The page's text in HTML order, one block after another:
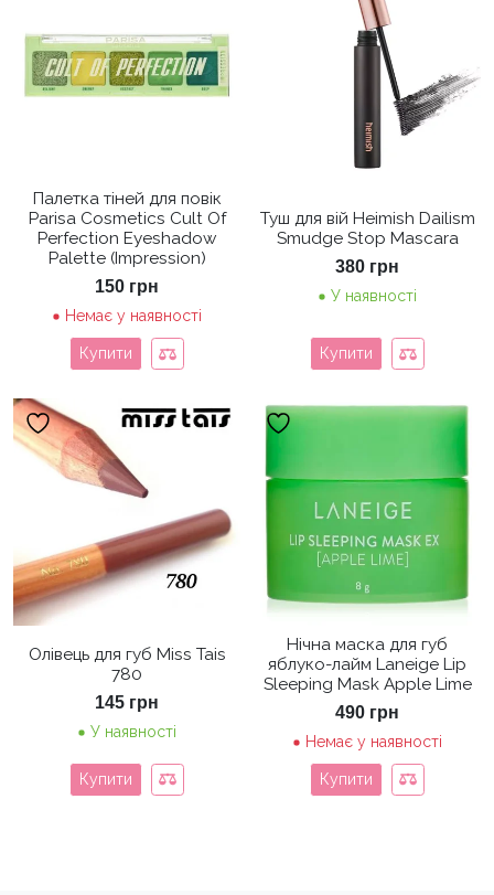
Палетка тіней для повік
Parisa Cosmetics Cult Of
Perfection Eyeshadow
Palette (Impression)
150 грн
Немає у наявності
Купити
Туш для вій Heimish Dailism
Smudge Stop Mascara
380 грн
У наявності
Купити
Олівець для губ Miss Tais
780
145 грн
У наявності
Купити
Нічна маска для губ
яблуко-лайм Laneige Lip
Sleeping Mask Apple Lime
490 грн
Немає у наявності
Купити